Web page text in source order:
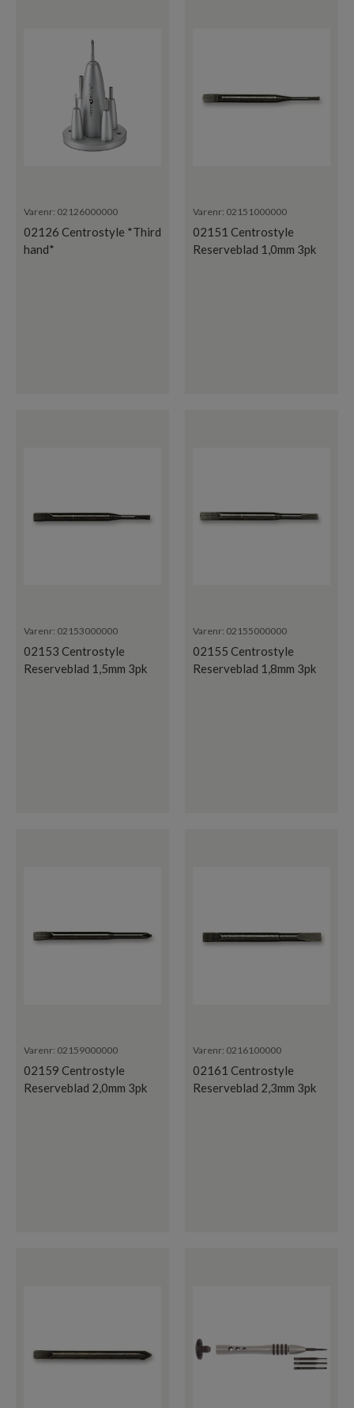
Varenr: 02126000000
02126 Centrostyle *Third
hand*
Varenr: 02151000000
02151 Centrostyle
Reserveblad 1,0mm 3pk
Varenr: 02153000000
02153 Centrostyle
Reserveblad 1,5mm 3pk
Varenr: 02155000000
02155 Centrostyle
Reserveblad 1,8mm 3pk
Varenr: 02159000000
02159 Centrostyle
Reserveblad 2,0mm 3pk
Varenr: 0216100000
02161 Centrostyle
Reserveblad 2,3mm 3pk